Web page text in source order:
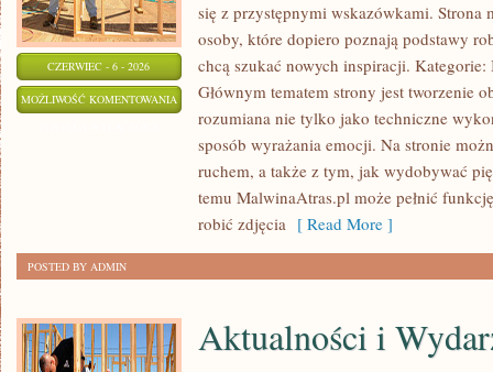
CZERWIEC - 6 - 2026
MOŻLIWOŚĆ KOMENTOWANIA PROJEKTY
KREATYWNE
TRIKI
się z przystępnymi wskazówkami. Strona
osoby, które dopiero poznają podstawy
chcą szukać nowych inspiracji.
Głównym tematem strony jest tworzenie
rozumiana nie tylko jako techniczne
sposób wyrażania emocji. Na stronie
ruchem, a także z tym, jak wydobywać
temu MalwinaAtras.pl może pełnić
robić zdjęcia [ Read More ]
POSTED BY ADMIN
Aktualności i